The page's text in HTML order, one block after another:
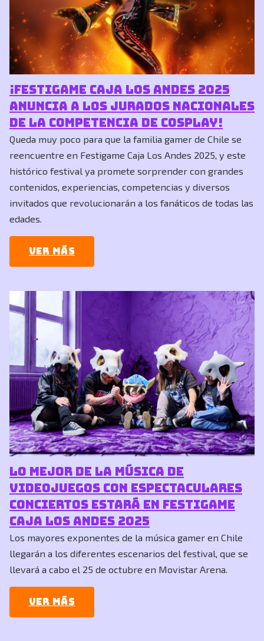
¡Festigame Caja Los Andes 2025
ANUNCIA A LOS JURADOS NACIONALES
DE LA COMPETENCIA DE COSPLAY!
Queda muy poco para que la familia gamer de Chile se
reencuentre en Festigame Caja Los Andes 2025, y este
histórico festival ya promete sorprender con grandes
contenidos, experiencias, competencias y diversos
invitados que revolucionarán a los fanáticos de todas las
edades.
Ver más
Lo mejor de la música de
videojuegos con espectaculares
conciertos estará en Festigame
Caja Los Andes 2025
Los mayores exponentes de la música gamer en Chile
llegarán a los diferentes escenarios del festival, que se
llevará a cabo el 25 de octubre en Movistar Arena.
Ver más